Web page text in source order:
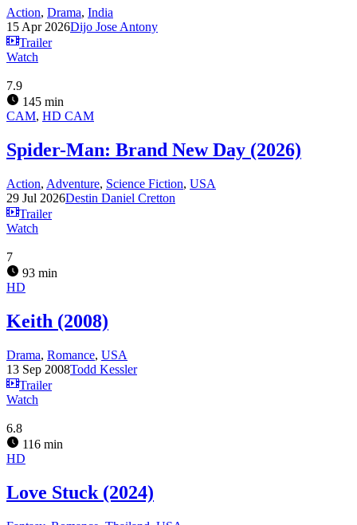
Action, Drama, India
15 Apr 2026Dijo Jose Antony
Trailer
Watch
7.9
145 min
CAM, HD CAM
Spider-Man: Brand New Day (2026)
Action, Adventure, Science Fiction, USA
29 Jul 2026Destin Daniel Cretton
Trailer
Watch
7
93 min
HD
Keith (2008)
Drama, Romance, USA
13 Sep 2008Todd Kessler
Trailer
Watch
6.8
116 min
HD
Love Stuck (2024)